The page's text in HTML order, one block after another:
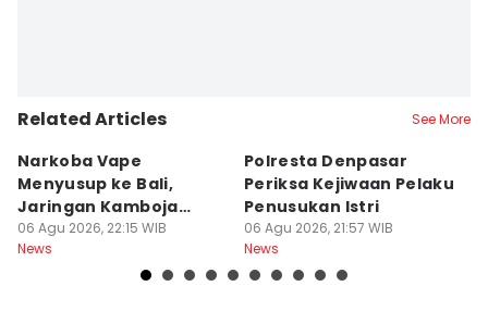
Related Articles See More
Narkoba Vape
Menyusup ke Bali,
Jaringan Kamboja
Terbongkar
06 Agu 2026, 22:15 WIB
News
Polresta Denpasar
Periksa Kejiwaan Pelaku
Penusukan Istri
06 Agu 2026, 21:57 WIB
News